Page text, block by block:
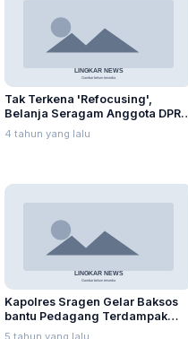
Tak Terkena 'Refocusing',
Belanja Seragam Anggota DPRD
Capai Ratusan Juta
4 tahun yang lalu
Kapolres Sragen Gelar Baksos
bantu Pedagang Terdampak
PPKM